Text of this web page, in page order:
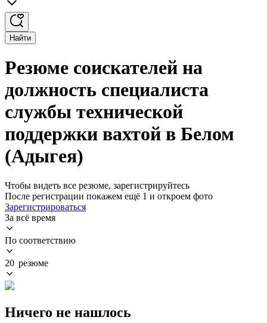
Найти
Резюме соискателей на
должность специалиста
службы технической
поддержки вахтой в Белом
(Адыгея)
Чтобы видеть все резюме, зарегистрируйтесь
После регистрации покажем ещё 1 и откроем фото
Зарегистрироваться
За всё время
По соответствию
20 резюме
Ничего не нашлось